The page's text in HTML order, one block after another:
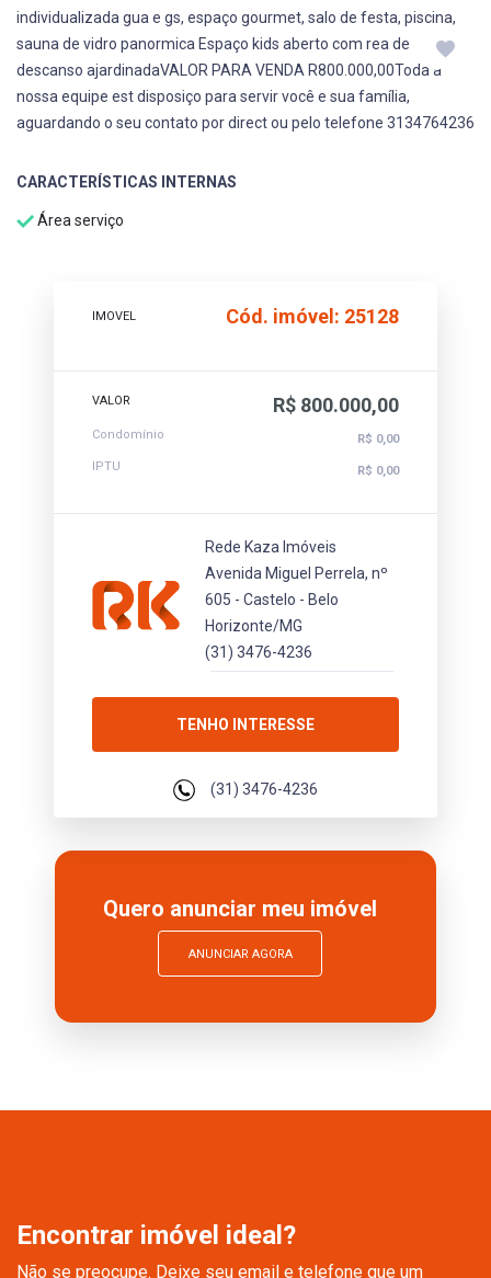
individualizada gua e gs, espaço gourmet, salo de festa, piscina,
sauna de vidro panormica Espaço kids aberto com rea de
descanso ajardinadaVALOR PARA VENDA R800.000,00Toda a
nossa equipe est disposiço para servir você e sua família,
aguardando o seu contato por direct ou pelo telefone 3134764236
CARACTERÍSTICAS INTERNAS
Área serviço
IMOVEL Cód. imóvel: 25128
VALOR R$ 800.000,00
Condomínio
R$ 0,00
IPTU
R$ 0,00
Rede Kaza Imóveis
Avenida Miguel Perrela, nº
605 - Castelo - Belo
Horizonte/MG
(31) 3476-4236
TENHO INTERESSE
(31) 3476-4236
Quero anunciar meu imóvel
ANUNCIAR AGORA
Encontrar imóvel ideal?
Não se preocupe. Deixe seu email e telefone que um